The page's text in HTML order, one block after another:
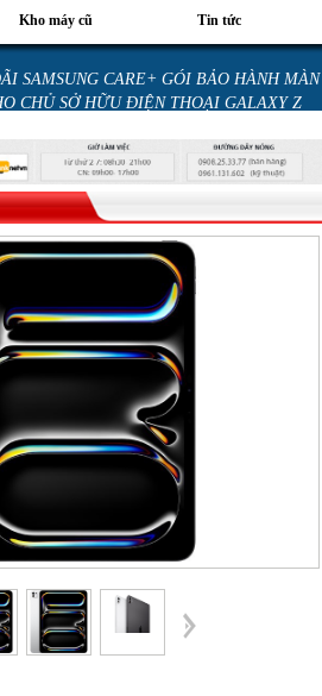
Kho máy cũ Tin tức
Nguyên nhân và cách khắc phục